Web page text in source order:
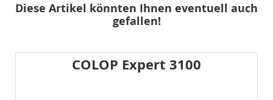
Diese Artikel könnten Ihnen eventuell auch
gefallen!
COLOP Expert 3100